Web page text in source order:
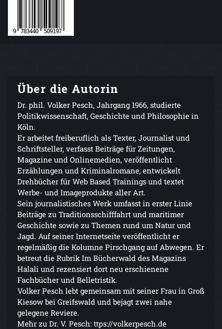
Über die Autorin
Dr. phil. Volker Pesch, Jahrgang 1966, studierte
Politikwissenschaft, Geschichte und Philosophie in
Köln.
Er arbeitet freiberuflich als Texter, Journalist und
Schriftsteller, verfasst Beiträge für Zeitungen,
Magazine und Onlinemedien, veröffentlicht
Erzählungen und Kriminalromane, entwickelt
Drehbücher für Web Based Trainings und textet
Werbe- und Imageprodukte aller Art.
Sein journalistisches Werk umfasst in erster Linie
Beiträge zu Traditionsschifffahrt und maritimer
Geschichte sowie zu Themen rund um Natur und
Jagd. Auf seiner Internetseite veröffentlicht er
regelmäßig die Kolumne Pirschgang auf Abwegen. Er
betreut die Rubrik Im Bücherwald des Magazins
Halali und rezensiert dort neu erschienene
Fachbücher und Belletristik.
Volker Pesch lebt gemeinsam mit seiner Frau in Groß
Kiesow bei Greifswald und bejagt zwei nahe
gelegene Reviere.
Mehr zu Dr. V. Pesch: ttps://volkerpesch.de